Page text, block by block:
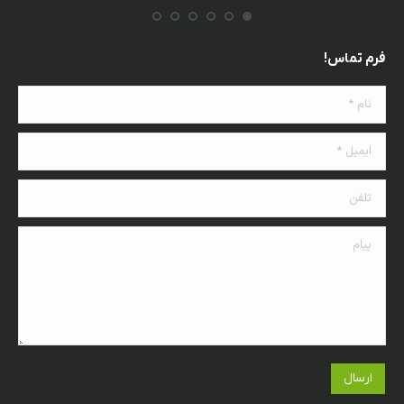
فرم تماس!
نام *
ایمیل *
تلفن
پیام
ارسال